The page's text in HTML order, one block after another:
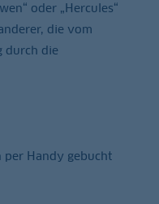
oder „Hercules“
die vom
durch die
per Handy gebucht